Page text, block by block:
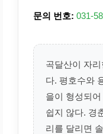
문의 번호: 031-
곡달산이 자
다. 평호수와
을이 형성되
쉽지 않다. 경
리를 달리면